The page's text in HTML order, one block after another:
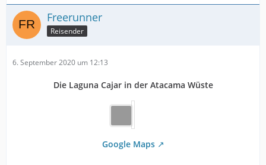
Freerunner
Reisender
6. September 2020 um 12:13
Die Laguna Cajar in der Atacama Wüste
Google Maps